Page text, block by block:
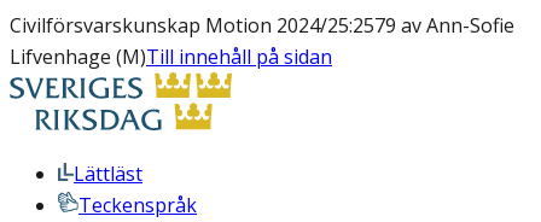
Civilförsvarskunskap Motion 2024/25:2579 av Ann-Sofie
Lifvenhage (M)Till innehåll på sidan
Lättläst
Teckenspråk